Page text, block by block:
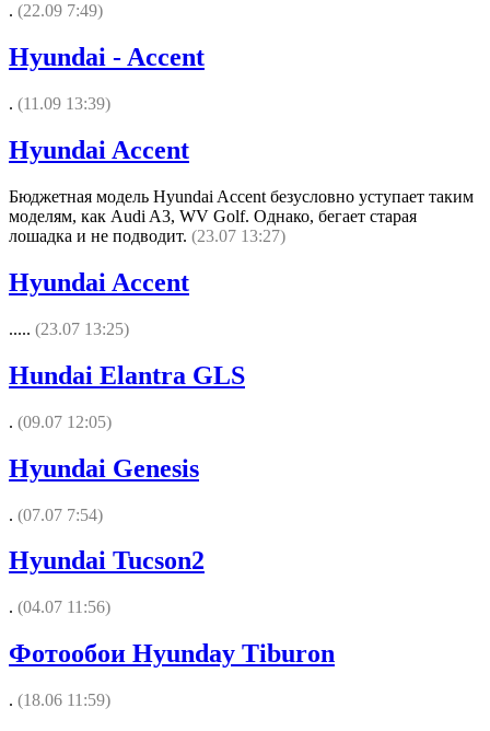
. (22.09 7:49)
Hyundai - Accent
. (11.09 13:39)
Hyundai Accent
Бюджетная модель Hyundai Accent безусловно уступает таким
моделям, как Audi A3, WV Golf. Однако, бегает старая
лошадка и не подводит. (23.07 13:27)
Hyundai Accent
..... (23.07 13:25)
Hundai Elantra GLS
. (09.07 12:05)
Hyundai Genesis
. (07.07 7:54)
Hyundai Tucson2
. (04.07 11:56)
Фотообои Hyunday Tiburon
. (18.06 11:59)